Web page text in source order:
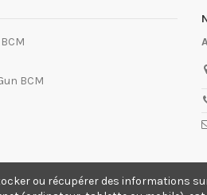
BCM
ou récupérer des informations